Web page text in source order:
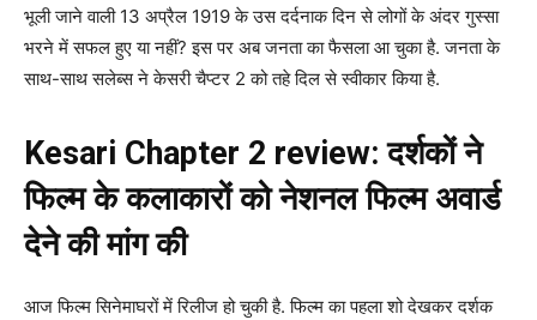
भूली जाने वाली 13 अप्रैल 1919 के उस दर्दनाक दिन से लोगों के अंदर गुस्सा
भरने में सफल हुए या नहीं? इस पर अब जनता का फैसला आ चुका है. जनता के
साथ-साथ सलेब्स ने केसरी चैप्टर 2 को तहे दिल से स्वीकार किया है.
Kesari Chapter 2 review: दर्शकों ने
फिल्म के कलाकारों को नेशनल फिल्म अवार्ड
देने की मांग की
आज फिल्म सिनेमाघरों में रिलीज हो चुकी है. फिल्म का पहला शो देखकर दर्शक